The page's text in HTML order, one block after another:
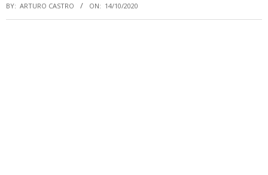
BY: ARTURO CASTRO ON: 14/10/2020